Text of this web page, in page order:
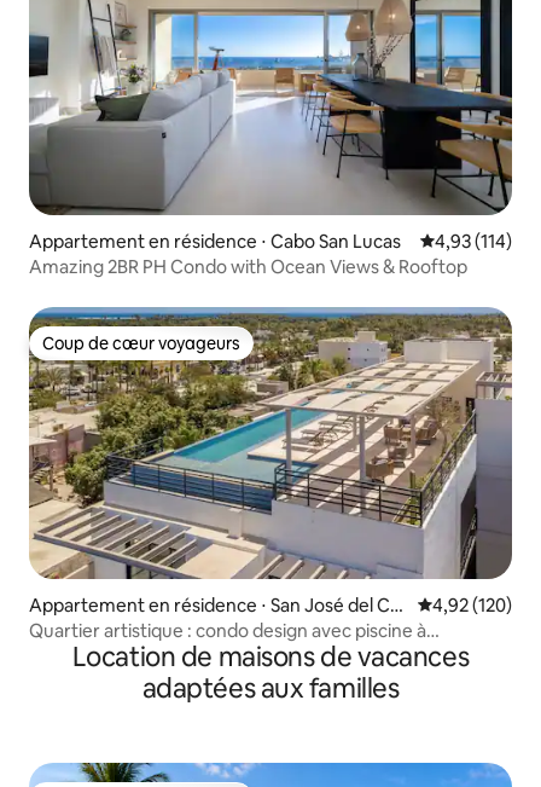
Appartement en résidence ⋅ Cabo San Lucas Évaluation
4,93 (114)
Amazing 2BR PH Condo with Ocean Views & Rooftop
Coup de cœur voyageurs
Coup de cœur voyageurs
Appartement en résidence ⋅ San José del Ca
bo
Évaluation
4,92 (120)
Quartier artistique : condo design avec piscine à
débordement et salle de sport
Location de maisons de vacances
adaptées aux familles